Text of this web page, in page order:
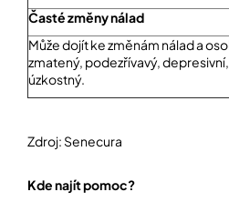
Časté změny nálad
Může dojít ke změnám nálad a
zmatený, podezřívavý,
úzkostný.
Zdroj: Senecura
Kde najít pomoc?